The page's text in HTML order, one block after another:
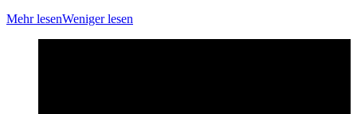
Mehr lesenWeniger lesen